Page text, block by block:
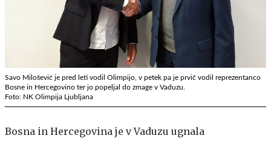
Savo Milošević je pred leti vodil Olimpijo, v petek pa je prvič vodil reprezentanco
Bosne in Hercegovino ter jo popeljal do zmage v Vaduzu.
Foto: NK Olimpija Ljubljana
Bosna in Hercegovina je v Vaduzu ugnala